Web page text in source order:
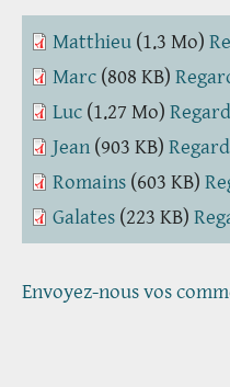
Matthieu (1.3 Mo)
Marc (808 KB)
Luc (1.27 Mo)
Jean (903 KB)
Romains (603 KB)
Galates (223 KB)
Envoyez-nous vos